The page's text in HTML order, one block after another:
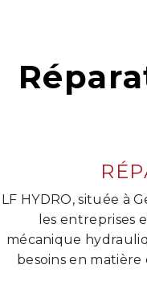
LF HYDRO, située à
les entreprises
mécanique
besoins en